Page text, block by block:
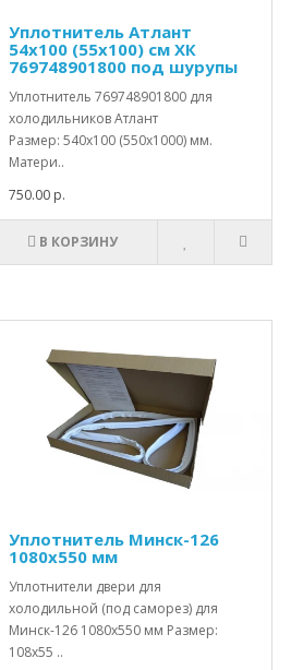
Уплотнитель Атлант
54х100 (55x100) см ХК
769748901800 под шурупы
Уплотнитель 769748901800 для
холодильников Aтлант
Размер: 540x100 (550x1000) мм.
Матери..
750.00 р.
В КОРЗИНУ
Уплотнитель Минск-126
1080х550 мм
Уплотнители двери для
холодильной (под саморез) для
Минск-126 1080х550 мм Размер:
108x55 ..